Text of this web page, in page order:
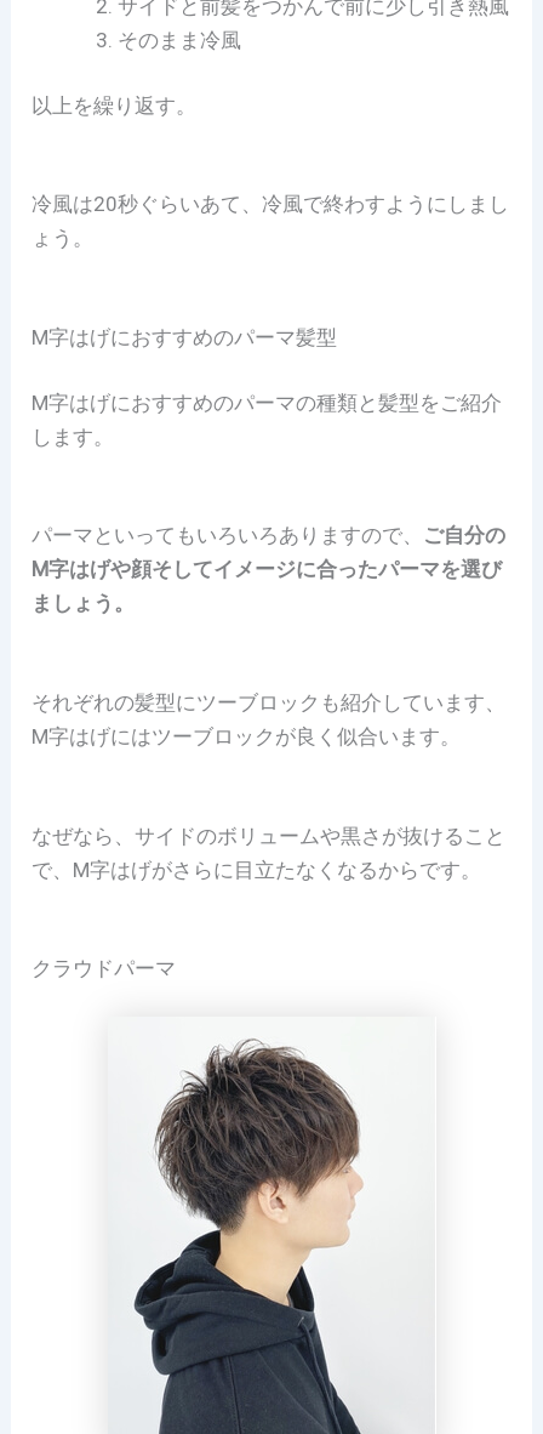
サイドと前髪をつかんで前に少し引き熱風
そのまま冷風
以上を繰り返す。
冷風は20秒ぐらいあて、冷風で終わすようにしまし
ょう。
M字はげにおすすめのパーマ髪型
M字はげにおすすめのパーマの種類と髪型をご紹介
します。
パーマといってもいろいろありますので、 ご自分の
M字はげや顔そしてイメージに合ったパーマを選び
ましょう。
それぞれの髪型にツーブロックも紹介しています、
M字はげにはツーブロックが良く似合います。
なぜなら、サイドのボリュームや黒さが抜けること
で、M字はげがさらに目立たなくなるからです。
クラウドパーマ